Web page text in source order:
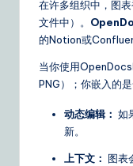
在许多组织中，图
文件中）。
的Notion或
当你使用
PNG）；你嵌入的
动态编辑： 如
新。
上下文： 图表